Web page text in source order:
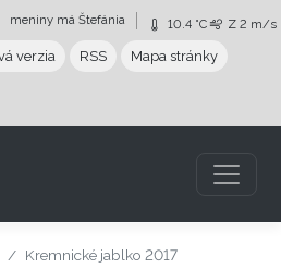
meniny máŠtefánia 10.4 °C Z 2 m/s
verzia RSS Mapa stránky
Kremnické jablko 2017